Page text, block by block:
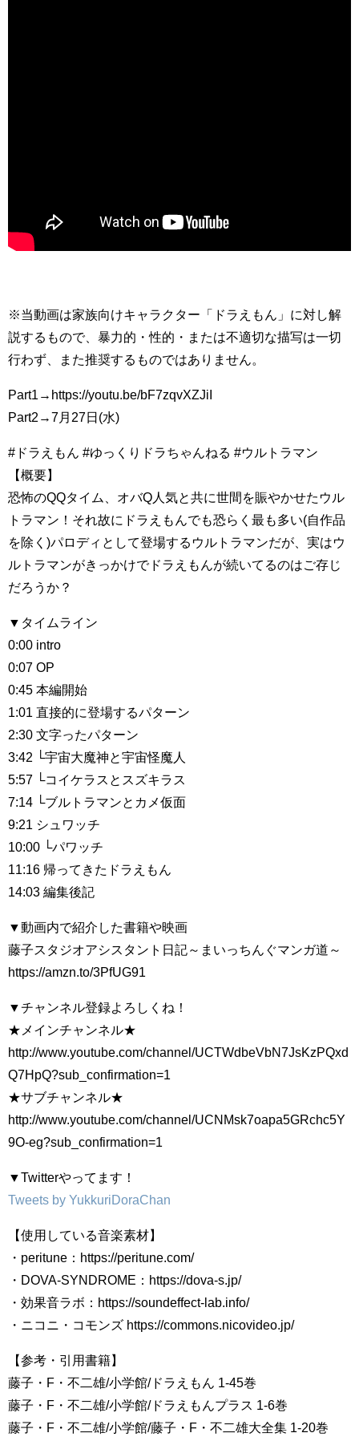
※当動画は家族向けキャラクター「ドラえもん」に対し解
説するもので、暴力的・性的・または不適切な描写は一切
行わず、また推奨するものではありません。
Part1→https://youtu.be/bF7zqvXZJiI
Part2→7月27日(水)
#ドラえもん #ゆっくりドラちゃんねる #ウルトラマン
【概要】
恐怖のQQタイム、オバQ人気と共に世間を賑やかせたウル
トラマン！それ故にドラえもんでも恐らく最も多い(自作品
を除く)パロディとして登場するウルトラマンだが、実はウ
ルトラマンがきっかけでドラえもんが続いてるのはご存じ
だろうか？
▼タイムライン
0:00 intro
0:07 OP
0:45 本編開始
1:01 直接的に登場するパターン
2:30 文字ったパターン
3:42 └宇宙大魔神と宇宙怪魔人
5:57 └コイケラスとスズキラス
7:14 └ブルトラマンとカメ仮面
9:21 シュワッチ
10:00 └パワッチ
11:16 帰ってきたドラえもん
14:03 編集後記
▼動画内で紹介した書籍や映画
藤子スタジオアシスタント日記～まいっちんぐマンガ道～
https://amzn.to/3PfUG91
▼チャンネル登録よろしくね！
★メインチャンネル★
http://www.youtube.com/channel/UCTWdbeVbN7JsKzPQxd
Q7HpQ?sub_confirmation=1
★サブチャンネル★
http://www.youtube.com/channel/UCNMsk7oapa5GRchc5Y
9O-eg?sub_confirmation=1
▼Twitterやってます！
Tweets by YukkuriDoraChan
【使用している音楽素材】
・peritune：https://peritune.com/
・DOVA-SYNDROME：https://dova-s.jp/
・効果音ラボ：https://soundeffect-lab.info/
・ニコニ・コモンズ https://commons.nicovideo.jp/
【参考・引用書籍】
藤子・F・不二雄/小学館/ドラえもん 1-45巻
藤子・F・不二雄/小学館/ドラえもんプラス 1-6巻
藤子・F・不二雄/小学館/藤子・F・不二雄大全集 1-20巻